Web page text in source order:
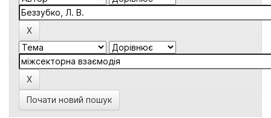
Почати новий пошук